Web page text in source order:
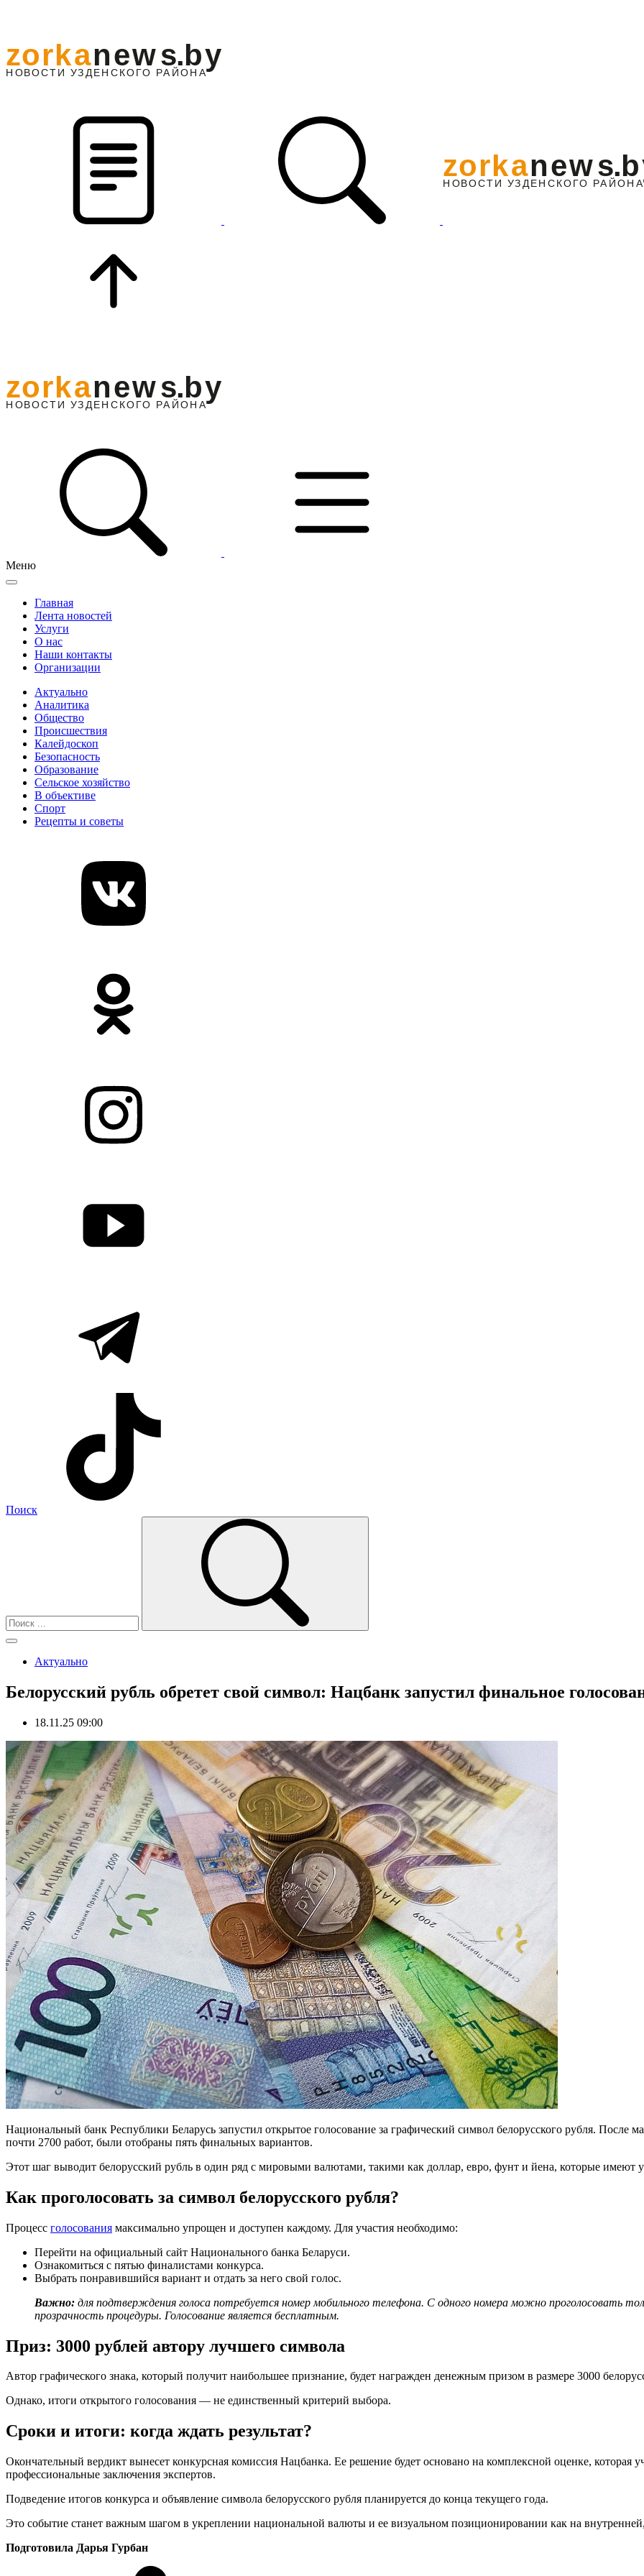
НО ВОСТИ УЗДЕНС КО ГО РАЙОНА
zorkanews.by
Меню
Главная
Лента новостей
Услуги
О нас
Наши контакты
Организации
Актуально
Аналитика
Общество
Происшествия
Калейдоскоп
Безопасность
Образование
Сельское хозяйство
В объективе
Спорт
Рецепты и советы
Поиск
Актуально
Белорусский рубль обретет свой символ: Нацбанк запустил финальное
18.11.25 09:00
Национальный банк Республики Беларусь запустил открытое голосование за графический символ белорусского рубля. После
почти 2700 работ, были отобраны пять финальных вариантов.
Этот шаг выводит белорусский рубль в один ряд с мировыми валютами, такими как доллар, евро, фунт и йена, которые имеют
Как проголосовать за символ белорусского рубля?
Процесс голосования максимально упрощен и доступен каждому. Для участия необходимо:
Перейти на официальный сайт Национального банка Беларуси.
Ознакомиться с пятью финалистами конкурса.
Выбрать понравившийся вариант и отдать за него свой голос.
Важно: для подтверждения голоса потребуется номер мобильного телефона. С одного номера можно проголосовать
прозрачность процедуры. Голосование является бесплатным.
Приз: 3000 рублей автору лучшего символа
Автор графического знака, который получит наибольшее признание, будет награжден денежным призом в размере 3000
Однако, итоги открытого голосования — не единственный критерий выбора.
Сроки и итоги: когда ждать результат?
Окончательный вердикт вынесет конкурсная комиссия Нацбанка. Ее решение будет основано на комплексной оценке, которая
профессиональные заключения экспертов.
Подведение итогов конкурса и объявление символа белорусского рубля планируется до конца текущего года.
Это событие станет важным шагом в укреплении национальной валюты и ее визуальном позиционировании как на
Подготовила Дарья Гурбан